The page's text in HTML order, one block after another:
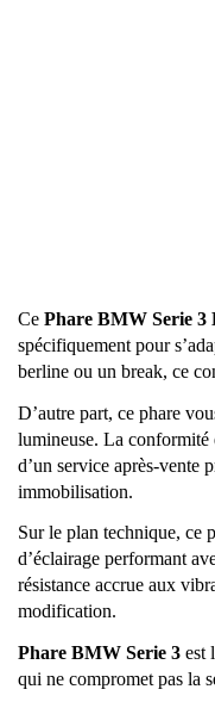
Ce Phare BMW Serie 3
spécifiquement pour
berline ou un break, ce
D’autre part, ce phare
lumineuse. La conformité
d’un service après-vente
immobilisation.
Sur le plan technique, ce
d’éclairage performant
résistance accrue aux
modification.
Phare BMW Serie 3 est
qui ne compromet pas la